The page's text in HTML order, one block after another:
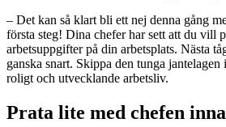
– Det kan så klart bli ett nej denna gång
första steg! Dina chefer har sett att du vill
arbetsuppgifter på din arbetsplats. Nästa
ganska snart. Skippa den tunga jantelagen
roligt och utvecklande arbetsliv.
Prata lite med chefen